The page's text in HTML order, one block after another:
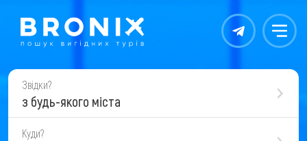
Контакты Меню
Звідки?
з будь-якого міста
Куди?